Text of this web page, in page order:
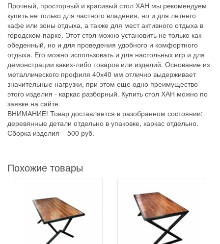
Прочный, просторный и красивый стол ХАН мы рекомендуем
купить не только для частного владения, но и для летнего
кафе или зоны отдыха, а также для мест активного отдыха в
городском парке. Этот стол можно установить не только как
обеденный, но и для проведения удобного и комфортного
отдыха. Его можно использовать и для настольных игр и для
демонстрации каких-либо товаров или изделий. Основание из
металлического профиля 40х40 мм отлично выдерживает
значительные нагрузки, при этом еще одно преимущество
этого изделия - каркас разборный. Купить стол ХАН можно по
заявке на сайте.
ВНИМАНИЕ! Товар доставляется в разобранном состоянии:
деревянные детали отдельно в упаковке, каркас отдельно.
Сборка изделия – 500 руб.
Похожие товары